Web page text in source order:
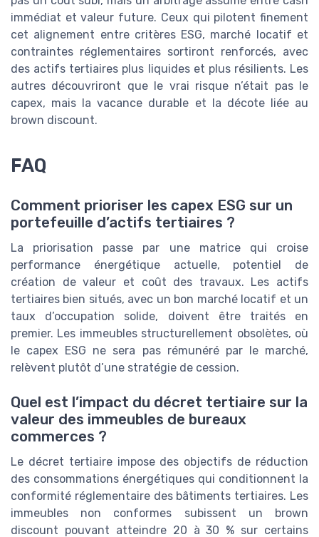
immédiat et valeur future. Ceux qui pilotent finement
cet alignement entre critères ESG, marché locatif et
contraintes réglementaires sortiront renforcés, avec
des actifs tertiaires plus liquides et plus résilients. Les
autres découvriront que le vrai risque n’était pas le
capex, mais la vacance durable et la décote liée au
brown discount.
FAQ
Comment prioriser les capex ESG sur un
portefeuille d’actifs tertiaires ?
La priorisation passe par une matrice qui croise
performance énergétique actuelle, potentiel de
création de valeur et coût des travaux. Les actifs
tertiaires bien situés, avec un bon marché locatif et un
taux d’occupation solide, doivent être traités en
premier. Les immeubles structurellement obsolètes, où
le capex ESG ne sera pas rémunéré par le marché,
relèvent plutôt d’une stratégie de cession.
Quel est l’impact du décret tertiaire sur la
valeur des immeubles de bureaux
commerces ?
Le décret tertiaire impose des objectifs de réduction
des consommations énergétiques qui conditionnent la
conformité réglementaire des bâtiments tertiaires. Les
immeubles non conformes subissent un brown
discount pouvant atteindre 20 à 30 % sur certains